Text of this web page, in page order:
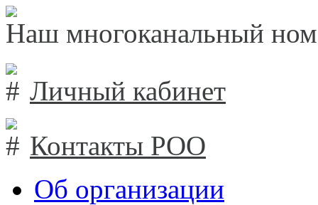
Наш многоканальный
Личный кабинет
Контакты РОО
Об организации